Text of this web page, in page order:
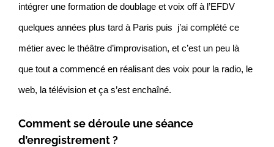
intégrer une formation de doublage et voix off à l’EFDV
quelques années plus tard à Paris puis j’ai complété ce
métier avec le théâtre d’improvisation, et c’est un peu là
que tout a commencé en réalisant des voix pour la radio, le
web, la télévision et ça s’est enchaîné.
Comment se déroule une séance
d’enregistrement ?